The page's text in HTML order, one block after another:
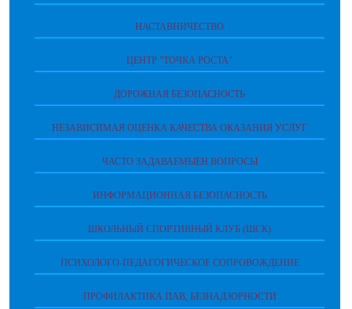
НАСТАВНИЧЕСТВО
ЦЕНТР "ТОЧКА РОСТА"
ДОРОЖНАЯ БЕЗОПАСНОСТЬ
НЕЗАВИСИМАЯ ОЦЕНКА КАЧЕСТВА ОКАЗАНИЯ УСЛУГ
ЧАСТО ЗАДАВАЕМЫЕН ВОПРОСЫ
ИНФОРМАЦИОННАЯ БЕЗОПАСНОСТЬ
ШКОЛЬНЫЙ СПОРТИВНЫЙ КЛУБ (ШСК)
ПСИХОЛОГО-ПЕДАГОГИЧЕСКОЕ СОПРОВОЖДЕНИЕ
ПРОФИЛАКТИКА ПАВ, БЕЗНАДЗОРНОСТИ